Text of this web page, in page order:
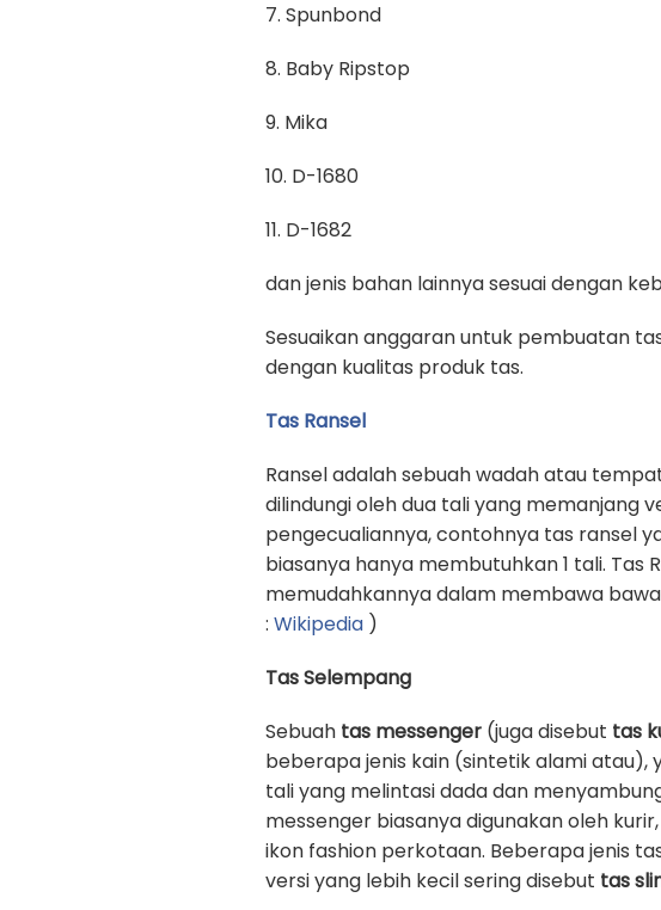
7. Spunbond
8. Baby Ripstop
9. Mika
10. D-1680
11. D-1682
dan jenis bahan lainnya sesuai dengan
Sesuaikan anggaran untuk pembuatan
dengan kualitas produk tas.
Tas Ransel
Ransel adalah sebuah wadah atau
dilindungi oleh dua tali yang memanjang
pengecualiannya, contohnya tas ransel
biasanya hanya membutuhkan 1 tali. Tas
memudahkannya dalam membawa
: Wikipedia )
Tas Selempang
Sebuah tas messenger (juga disebut tas
beberapa jenis kain (sintetik alami atau),
tali yang melintasi dada dan
messenger biasanya digunakan oleh
ikon fashion perkotaan. Beberapa jenis
versi yang lebih kecil sering disebut tas